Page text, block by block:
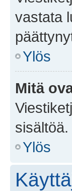
vastata
Ylös
Mitä
Ylös